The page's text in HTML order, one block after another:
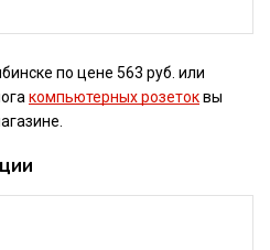
по цене 563 руб. или
компьютерных розетоквы